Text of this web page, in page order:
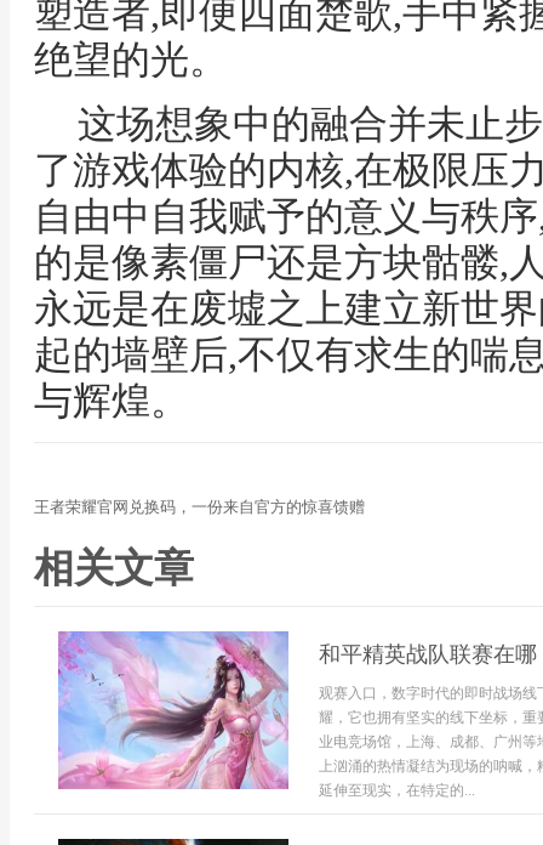
塑造者,即便四面楚歌,手中紧
绝望的光。
这场想象中的融合并未止
了游戏体验的内核,在极限压
自由中自我赋予的意义与秩
的是像素僵尸还是方块骷髅,
永远是在废墟之上建立新世
起的墙壁后,不仅有求生的喘
与辉煌。
王者荣耀官网兑换码，一份来自官方的惊喜馈赠
相关文章
和平精英战队联赛在
观赛入口，数字时代的即时战场
耀，它也拥有坚实的线下坐标，
业电竞场馆，上海、成都、广州
上汹涌的热情凝结为现场的呐喊
延伸至现实，在特定的...